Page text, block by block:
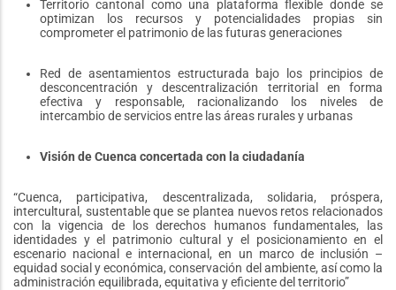
Territorio cantonal como una plataforma flexible donde se
optimizan los recursos y potencialidades propias sin
comprometer el patrimonio de las futuras generaciones
Red de asentamientos estructurada bajo los principios de
desconcentración y descentralización territorial en forma
efectiva y responsable, racionalizando los niveles de
intercambio de servicios entre las áreas rurales y urbanas
Visión de Cuenca concertada con la ciudadanía
“Cuenca, participativa, descentralizada, solidaria, próspera,
intercultural, sustentable que se plantea nuevos retos relacionados
con la vigencia de los derechos humanos fundamentales, las
identidades y el patrimonio cultural y el posicionamiento en el
escenario nacional e internacional, en un marco de inclusión –
equidad social y económica, conservación del ambiente, así como la
administración equilibrada, equitativa y eficiente del territorio”